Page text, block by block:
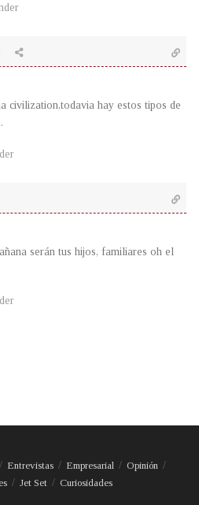
civilization,todavia hay estos tipos de
serán tus hijos, familiares oh el
Entrevistas Empresarial
Opinión
Jet Set Curiosidades